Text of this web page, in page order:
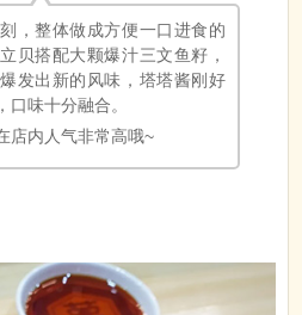
，整体做成方便一口进食的
贝搭配大颗爆汁三文鱼籽，
发出新的风味，塔塔酱刚好
味十分融合。
店内人气非常高哦~